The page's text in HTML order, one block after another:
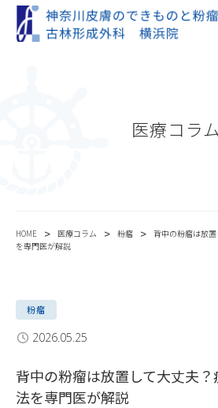
医療コラム
HOME > 医療コラム > 粉瘤 > 背中の粉瘤は放
を専門医が解説
粉瘤
2026.05.25
背中の粉瘤は放置して大丈夫
法を専門医が解説